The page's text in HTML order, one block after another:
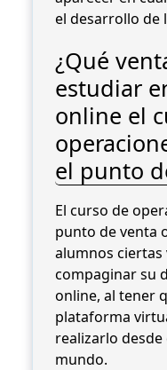
el desarrollo de
¿Qué
estudiar
online el
el punto
El curso de
punto de venta
alumnos ciertas
compaginar su
online, al tener
plataforma
realizarlo
mundo.